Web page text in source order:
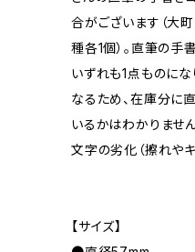
合がございます（大
種各1個）。直筆の手
いずれも1点ものに
なるため、在庫分に
いるかはわかりませ
文字の劣化（擦れや
【サイズ】